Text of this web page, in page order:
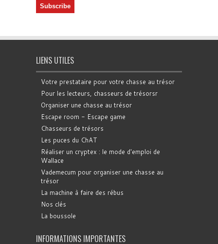
LIENS UTILES
Votre prestataire pour votre chasse au trésor
Pour les lecteurs, chasseurs de trésorsr
Organiser une chasse au trésor
Escape room - Escape game
Chasseurs de trésors
Les puces du ChAT
Réaliser un cryptex : le mode d'emploi de
Wallace
Vademecum pour organiser une chasse au
trésor
La machine à faire des rébus
Nos clés
La boussole
INFORMATIONS IMPORTANTES